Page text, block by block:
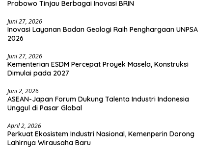
Prabowo Tinjau Berbagai Inovasi BRIN
Juni 27, 2026
Inovasi Layanan Badan Geologi Raih Penghargaan UNPSA
2026
Juni 27, 2026
Kementerian ESDM Percepat Proyek Masela, Konstruksi
Dimulai pada 2027
Juni 2, 2026
ASEAN-Japan Forum Dukung Talenta Industri Indonesia
Unggul di Pasar Global
April 2, 2026
Perkuat Ekosistem Industri Nasional, Kemenperin Dorong
Lahirnya Wirausaha Baru